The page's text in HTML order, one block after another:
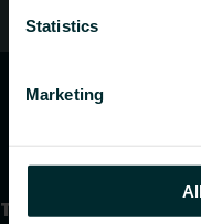
Statistics
Marketing
Oletko
Tuotteet